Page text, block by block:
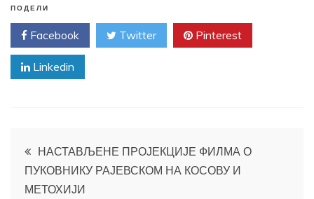
ПОДЕЛИ
Facebook Twitter Pinterest
Linkedin
Кретање
чланка
НАСТАВЉЕНЕ ПРОЈЕКЦИЈЕ ФИЛМА О
ПУКОВНИКУ РАЈЕВСКОМ НА КОСОВУ И
МЕТОХИЈИ